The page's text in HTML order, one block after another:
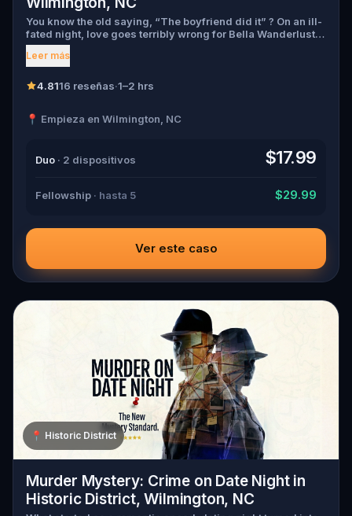
You know the old saying, “The boyfriend did it” ? On an ill-
fated night, love goes terribly wrong for Bella Wanderlust
and Walter Bridges . Bella, a famous travel blogger, was
found dead during a ghost tour led by the theatrical Percy
Walter, the obsessed boyfriend? Percy, the ghost tour
suspects, and expose the real murderer before they strike
Leer más
4.8116 reseñas·1–2 hrs
📍 Empieza en Wilmington, NC
Duo · 2 dispositivos $17.99
Fellowship · hasta 5 $29.99
Ver este caso
📍 Historic District
Murder Mystery: Crime on Date Night in
Historic District, Wilmington, NC